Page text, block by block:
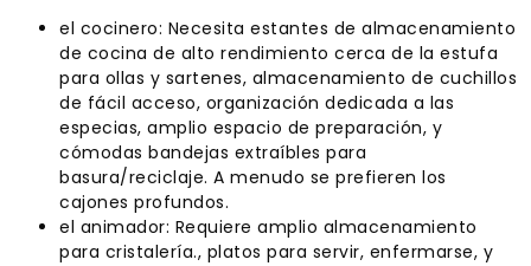
el cocinero: Necesita estantes de almacenamiento
de cocina de alto rendimiento cerca de la estufa
para ollas y sartenes, almacenamiento de cuchillos
de fácil acceso, organización dedicada a las
especias, amplio espacio de preparación, y
cómodas bandejas extraíbles para
basura/reciclaje. A menudo se prefieren los
cajones profundos.
el animador: Requiere amplio almacenamiento
para cristalería., platos para servir, enfermarse, y